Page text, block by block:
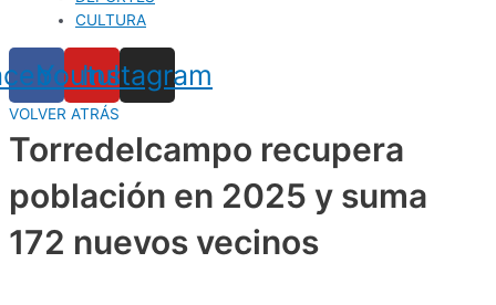
CULTURA
Youtube
Instagram
VOLVER ATRÁS
Torredelcampo recupera
población en 2025 y suma
172 nuevos vecinos